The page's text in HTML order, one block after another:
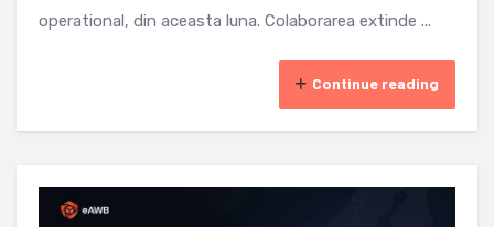
operational, din aceasta luna. Colaborarea extinde ...
Continue reading